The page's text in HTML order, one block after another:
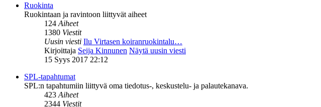
Ruokinta
Ruokintaan ja ravintoon liittyvät aiheet
124Aiheet
1380 Viestit
Uusin viesti Ilu Virtasen koiranruokintalu…
Kirjoittaja Seija Kinnunen Näytä uusin viesti
15 Syys 2017 22:12
SPL-tapahtumat
SPL:n tapahtumiin liittyvä oma tiedotus-, keskustelu- ja palautekanava.
423Aiheet
2344 Viestit